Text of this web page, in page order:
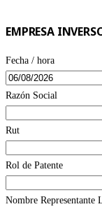
EMPRESA
Fecha / hora
Razón Social
Rut
Rol de Patente
Nombre Representante